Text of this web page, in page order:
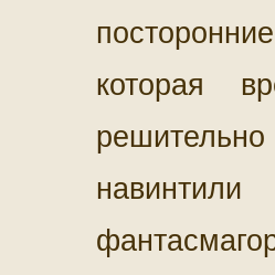
которая